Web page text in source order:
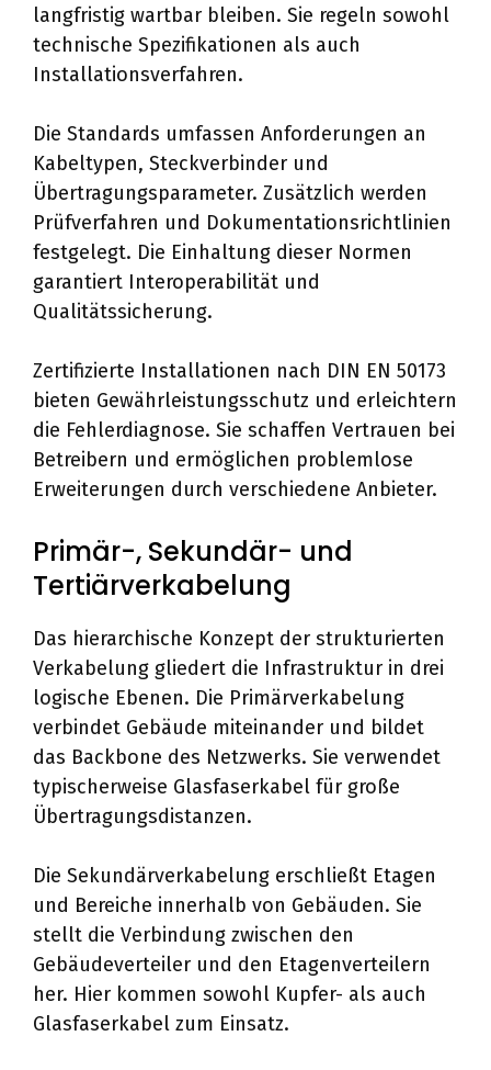
langfristig wartbar bleiben. Sie regeln sowohl
technische Spezifikationen als auch
Installationsverfahren.
Die Standards umfassen Anforderungen an
Kabeltypen, Steckverbinder und
Übertragungsparameter. Zusätzlich werden
Prüfverfahren und Dokumentationsrichtlinien
festgelegt. Die Einhaltung dieser Normen
garantiert Interoperabilität und
Qualitätssicherung.
Zertifizierte Installationen nach DIN EN 50173
bieten Gewährleistungsschutz und erleichtern
die Fehlerdiagnose. Sie schaffen Vertrauen bei
Betreibern und ermöglichen problemlose
Erweiterungen durch verschiedene Anbieter.
Primär-, Sekundär- und
Tertiärverkabelung
Das hierarchische Konzept der strukturierten
Verkabelung gliedert die Infrastruktur in drei
logische Ebenen. Die Primärverkabelung
verbindet Gebäude miteinander und bildet
das Backbone des Netzwerks. Sie verwendet
typischerweise Glasfaserkabel für große
Übertragungsdistanzen.
Die Sekundärverkabelung erschließt Etagen
und Bereiche innerhalb von Gebäuden. Sie
stellt die Verbindung zwischen den
Gebäudeverteiler und den Etagenverteilern
her. Hier kommen sowohl Kupfer- als auch
Glasfaserkabel zum Einsatz.